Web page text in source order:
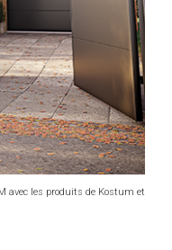
avec les produits de Kostum et